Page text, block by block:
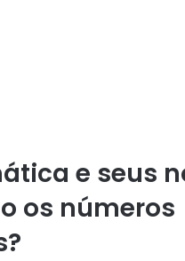
e seus
os números